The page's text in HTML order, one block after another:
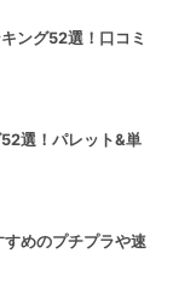
ング52選！口コミ
選！パレット&単
めのプチプラや速